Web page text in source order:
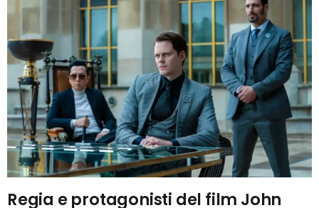
Regia e protagonisti del film John